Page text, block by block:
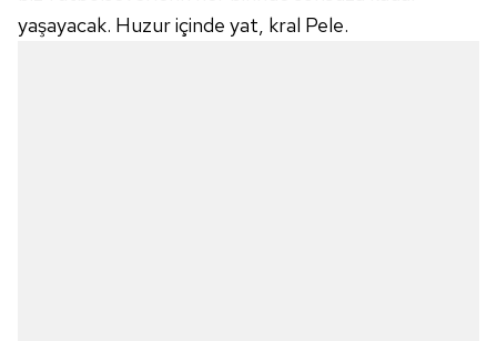
yaşayacak. Huzur içinde yat, kral Pele.